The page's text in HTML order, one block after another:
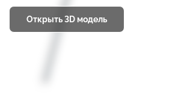
Открыть 3D модель